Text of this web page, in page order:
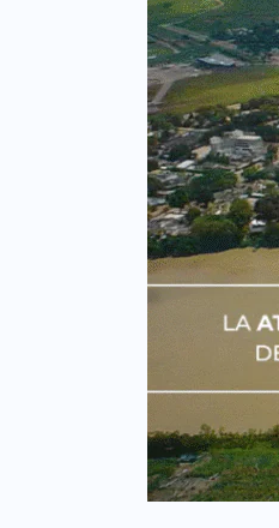
SOLO
PARA
CÓMO
LA
ATENCIÓN
ONLINE
DE
TEKER.CO
CAMBIANDO
EL
ACCESO
A